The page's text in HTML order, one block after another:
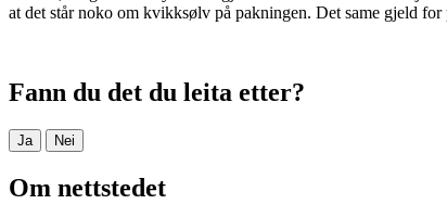
at det står noko om kvikksølv på pakningen. Det same gjeld
Fann du det du leita etter?
Ja Nei
Om nettstedet